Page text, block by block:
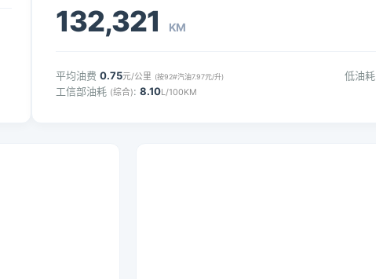
132,321 KM
平均油费 0.75元/公里 (按92#汽油7.97元/升)
工信部油耗 (综合): 8.10L/100KM
低油耗